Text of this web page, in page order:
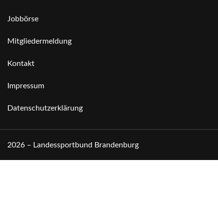
Jobbörse
Mitgliedermeldung
Kontakt
Impressum
Datenschutzerklärung
2026 – Landessportbund Brandenburg